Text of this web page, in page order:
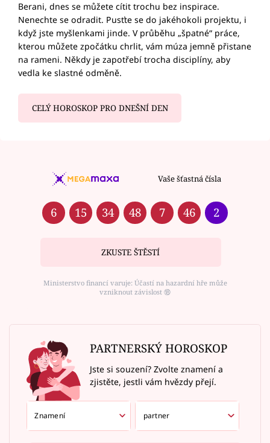
Berani, dnes se můžete cítit trochu bez inspirace.
Nenechte se odradit. Pusťte se do jakéhokoli projektu, i
když jste myšlenkami jinde. V průběhu „špatné“ práce,
kterou můžete zpočátku chrlit, vám múza jemně přistane
na rameni. Někdy je zapotřebí trocha disciplíny, aby
vedla ke slastné odměně.
CELÝ HOROSKOP PRO DNEŠNÍ DEN
Vaše šťastná čísla
6 15 34 48 7 46 2
ZKUSTE ŠTĚSTÍ
Ministerstvo financí varuje: Účastí na hazardní hře může
vzniknout závislost ⑱
PARTNERSKÝ HOROSKOP
Jste si souzení? Zvolte znamení a
zjistěte, jestli vám hvězdy přejí.